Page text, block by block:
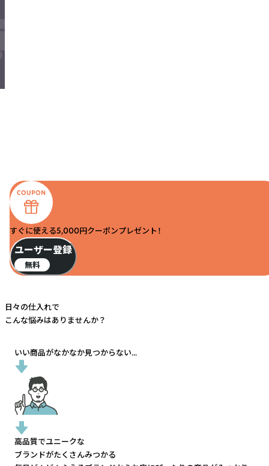
すぐに使える5,000円クーポンプレゼント！
ユーザー登録
無料
日々の仕入れで
こんな悩みはありませんか？
いい商品がなかなか見つからない...
高品質でユニークな
ブランドがたくさんみつかる